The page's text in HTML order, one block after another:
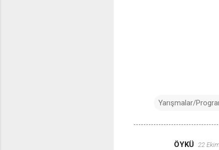
Yarışmalar/
ÖYKÜ 22